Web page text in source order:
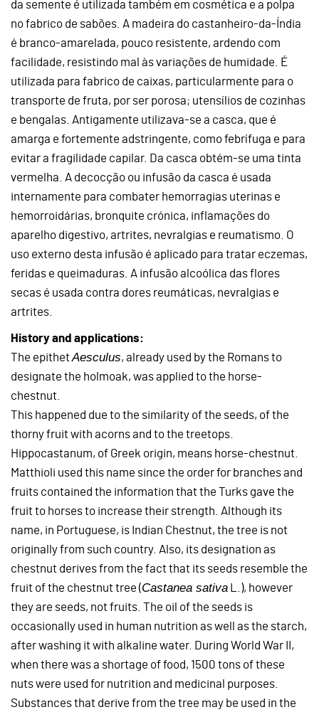
da semente é utilizada também em cosmética e a polpa
no fabrico de sabões. A madeira do castanheiro-da-Índia
é branco-amarelada, pouco resistente, ardendo com
facilidade, resistindo mal às variações de humidade. É
utilizada para fabrico de caixas, particularmente para o
transporte de fruta, por ser porosa; utensílios de cozinhas
e bengalas. Antigamente utilizava-se a casca, que é
amarga e fortemente adstringente, como febrífuga e para
evitar a fragilidade capilar. Da casca obtém-se uma tinta
vermelha. A decocção ou infusão da casca é usada
internamente para combater hemorragias uterinas e
hemorroidárias, bronquite crónica, inflamações do
aparelho digestivo, artrites, nevralgias e reumatismo. O
uso externo desta infusão é aplicado para tratar eczemas,
feridas e queimaduras. A infusão alcoólica das flores
secas é usada contra dores reumáticas, nevralgias e
artrites.
History and applications:
The epithetAesculus, already used by the Romans to
designate the holmoak, was applied to the horse-
chestnut.
This happened due to the similarity of the seeds, of the
thorny fruit with acorns and to the treetops.
Hippocastanum, of Greek origin, means horse-chestnut.
Matthioli used this name since the order for branches and
fruits contained the information that the Turks gave the
fruit to horses to increase their strength. Although its
name, in Portuguese, is Indian Chestnut, the tree is not
originally from such country. Also, its designation as
chestnut derives from the fact that its seeds resemble the
fruit of the chestnut tree (Castanea sativa L.), however
they are seeds, not fruits. The oil of the seeds is
occasionally used in human nutrition as well as the starch,
after washing it with alkaline water. During World War II,
when there was a shortage of food, 1500 tons of these
nuts were used for nutrition and medicinal purposes.
Substances that derive from the tree may be used in the